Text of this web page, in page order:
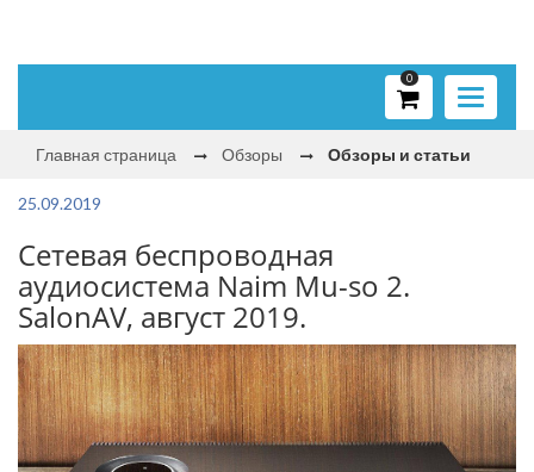
Toggle
0
Главная страница Обзоры Обзоры и статьи
25.09.2019
Сетевая беспроводная
аудиосистема Naim Mu-so 2.
SalonAV, август 2019.